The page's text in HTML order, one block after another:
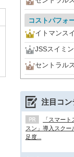
コストパフォ
イトマンス
JSSスイミ
セントラル
注目コン
「スマー
スン」導入スクー
足度...